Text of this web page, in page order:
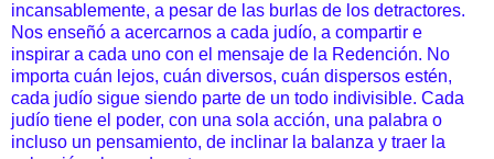
incansablemente, a pesar de las burlas de los detractores.
Nos enseñó a acercarnos a cada judío, a compartir e
inspirar a cada uno con el mensaje de la Redención. No
importa cuán lejos, cuán diversos, cuán dispersos estén,
cada judío sigue siendo parte de un todo indivisible. Cada
judío tiene el poder, con una sola acción, una palabra o
incluso un pensamiento, de inclinar la balanza y traer la